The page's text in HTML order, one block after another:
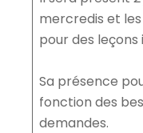
mercredis et les
pour des leçons
Sa présence
fonction des
demandes.